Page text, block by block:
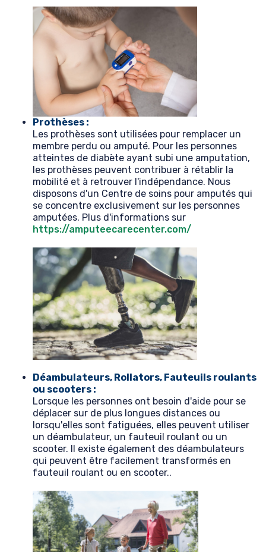
Prothèses :
Les prothèses sont utilisées pour remplacer un
membre perdu ou amputé. Pour les personnes
atteintes de diabète ayant subi une amputation,
les prothèses peuvent contribuer à rétablir la
mobilité et à retrouver l'indépendance. Nous
disposons d'un Centre de soins pour amputés qui
se concentre exclusivement sur les personnes
amputées. Plus d'informations sur
https://amputeecarecenter.com/
Déambulateurs, Rollators, Fauteuils roulants
ou scooters :
Lorsque les personnes ont besoin d'aide pour se
déplacer sur de plus longues distances ou
lorsqu'elles sont fatiguées, elles peuvent utiliser
un déambulateur, un fauteuil roulant ou un
scooter. Il existe également des déambulateurs
qui peuvent être facilement transformés en
fauteuil roulant ou en scooter..